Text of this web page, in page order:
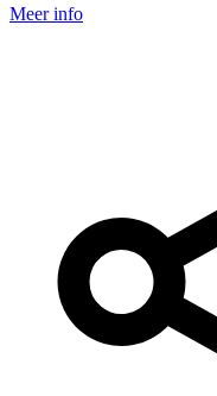
Meer info